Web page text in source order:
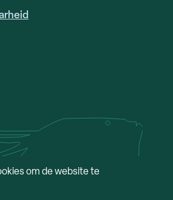
om de website te